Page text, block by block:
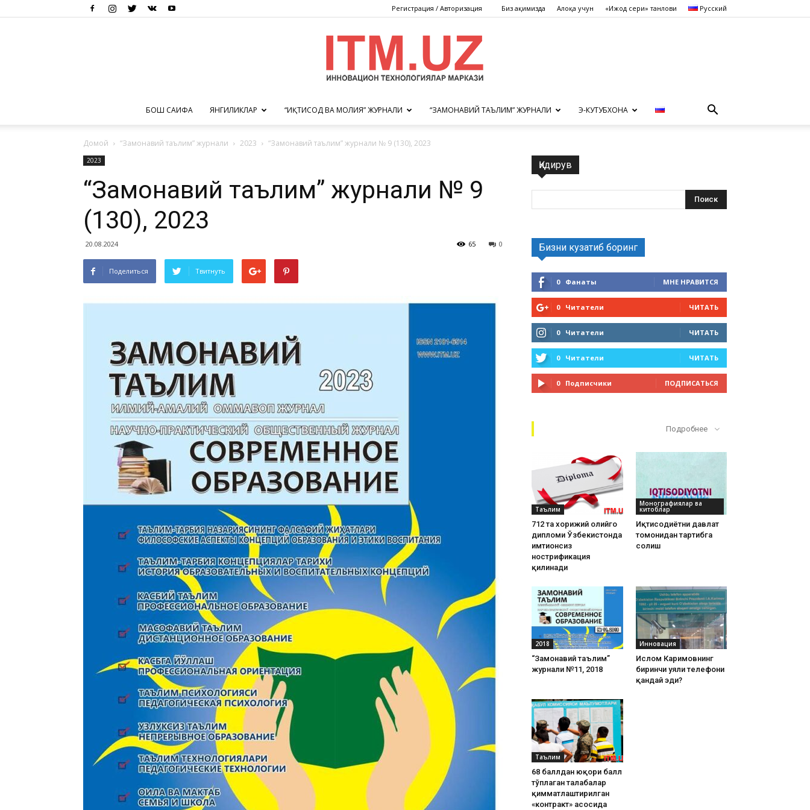
Регистрация / Авторизация Биз ҳақимизда Алоқа учун «Ижод сеҳри» танлови Русский
БОШ САҲИФА ЯНГИЛИКЛАР “ИҚТИСОД ВА МОЛИЯ” ЖУРНАЛИ “ЗАМОНАВИЙ ТАЪЛИМ” ЖУРНАЛИ Э-КУТУБХОНА
Домой “Замонавий таълим” журнали 2023 “Замонавий таълим” журнали № 9 (130), 2023
2023
“Замонавий таълим” журнали № 9
(130), 2023
20.08.2024 0
65
Поделиться Твитнуть
Қидирув
Бизни кузатиб боринг
0 Фанаты МНЕ НРАВИТСЯ
0 Читатели ЧИТАТЬ
0 Читатели ЧИТАТЬ
0 Читатели ЧИТАТЬ
0 Подписчики ПОДПИСАТЬСЯ
Подробнее
Таълим
712 та хорижий олийгоҳ
дипломи Ўзбекистонда
имтиҳонсиз
нострификация
қилинади
Монографиялар ва
китоблар
Иқтисодиётни давлат
томонидан тартибга
солиш
2018
“Замонавий таълим”
журнали №11, 2018
Инновация
Ислом Каримовнинг
биринчи уяли телефони
қандай эди?
Таълим
68 баллдан юқори балл
тўплаган талабалар
қимматлаштирилган
«контракт» асосида